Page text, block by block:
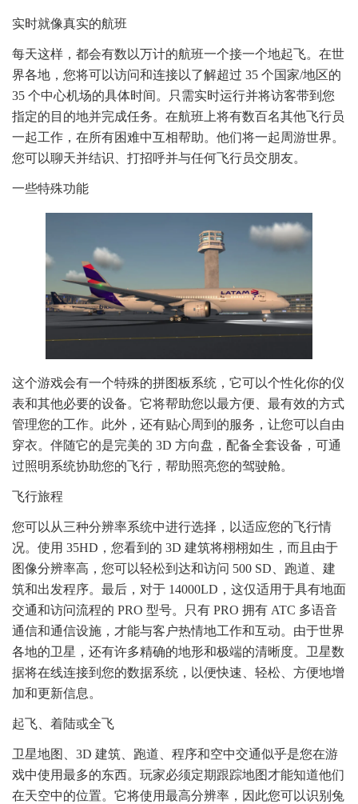
实时就像真实的航班
每天这样，都会有数以万计的航班一个接一个地起飞。在世
界各地，您将可以访问和连接以了解超过 35 个国家/地区的
35 个中心机场的具体时间。只需实时运行并将访客带到您
指定的目的地并完成任务。在航班上将有数百名其他飞行员
一起工作，在所有困难中互相帮助。他们将一起周游世界。
您可以聊天并结识、打招呼并与任何飞行员交朋友。
一些特殊功能
这个游戏会有一个特殊的拼图板系统，它可以个性化你的仪
表和其他必要的设备。它将帮助您以最方便、最有效的方式
管理您的工作。此外，还有贴心周到的服务，让您可以自由
穿衣。伴随它的是完美的 3D 方向盘，配备全套设备，可通
过照明系统协助您的飞行，帮助照亮您的驾驶舱。
飞行旅程
您可以从三种分辨率系统中进行选择，以适应您的飞行情
况。使用 35HD，您看到的 3D 建筑将栩栩如生，而且由于
图像分辨率高，您可以轻松到达和访问 500 SD、跑道、建
筑和出发程序。最后，对于 14000LD，这仅适用于具有地面
交通和访问流程的 PRO 型号。只有 PRO 拥有 ATC 多语音
通信和通信设施，才能与客户热情地工作和互动。由于世界
各地的卫星，还有许多精确的地形和极端的清晰度。卫星数
据将在线连接到您的数据系统，以便快速、轻松、方便地增
加和更新信息。
起飞、着陆或全飞
卫星地图、3D 建筑、跑道、程序和空中交通似乎是您在游
戏中使用最多的东西。玩家必须定期跟踪地图才能知道他们
在天空中的位置。它将使用最高分辨率，因此您可以识别兔